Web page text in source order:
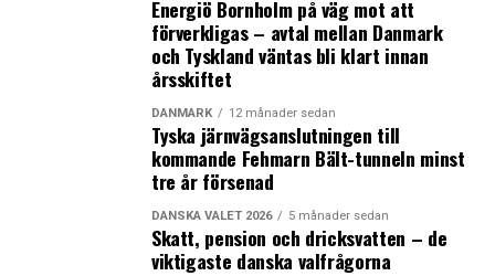
Danskarna betalar en mindre andel av sin inkomst i
skatt idag än för tio år sedan
Energiö Bornholm på väg mot att
förverkligas – avtal mellan Danmark
och Tyskland väntas bli klart innan
årsskiftet
DANMARK 12 månader sedan
Tyska järnvägsanslutningen till
kommande Fehmarn Bält-tunneln minst
tre år försenad
DANSKA VALET 2026 5 månader sedan
Skatt, pension och dricksvatten – de
viktigaste danska valfrågorna